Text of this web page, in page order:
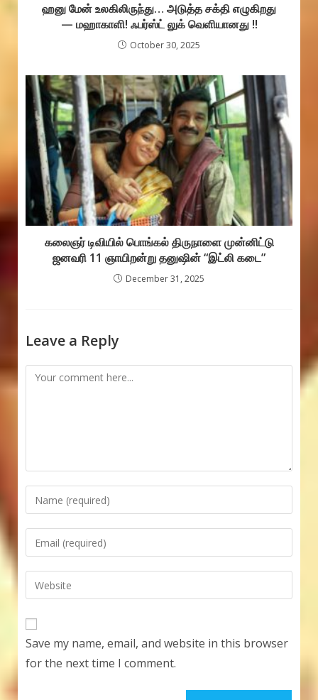
ஹனு மேன் உலகிலிருந்து… அடுத்த சக்தி எழுகிறது
— மஹாகாளி! ஃபர்ஸ்ட் லுக் வெளியானது !!
October 30, 2025
கலைஞர் டிவியில் பொங்கல் திருநாளை முன்னிட்டு
ஜனவரி 11 ஞாயிறன்று தனுஷின் “இட்லி கடை”
December 31, 2025
Leave a Reply
Comment
Enter
your
name
comment
Enter
your
email
address
Enter
your
URL
(optional)
Save my name, email, and website in this browser
for the next time I comment.